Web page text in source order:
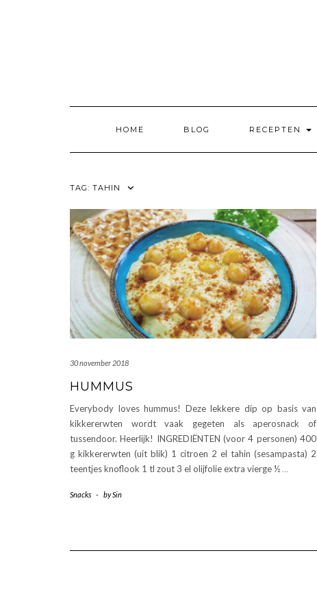
HOME BLOG RECEPTEN
TAG: TAHIN
30 november 2018
HUMMUS
Everybody loves hummus! Deze lekkere dip op basis van
kikkererwten wordt vaak gegeten als aperosnack of
tussendoor. Heerlijk! INGREDIËNTEN (voor 4 personen) 400
g kikkererwten (uit blik) 1 citroen 2 el tahin (sesampasta) 2
teentjes knoflook 1 tl zout 3 el olijfolie extra vierge ½…
Snacks - bySin